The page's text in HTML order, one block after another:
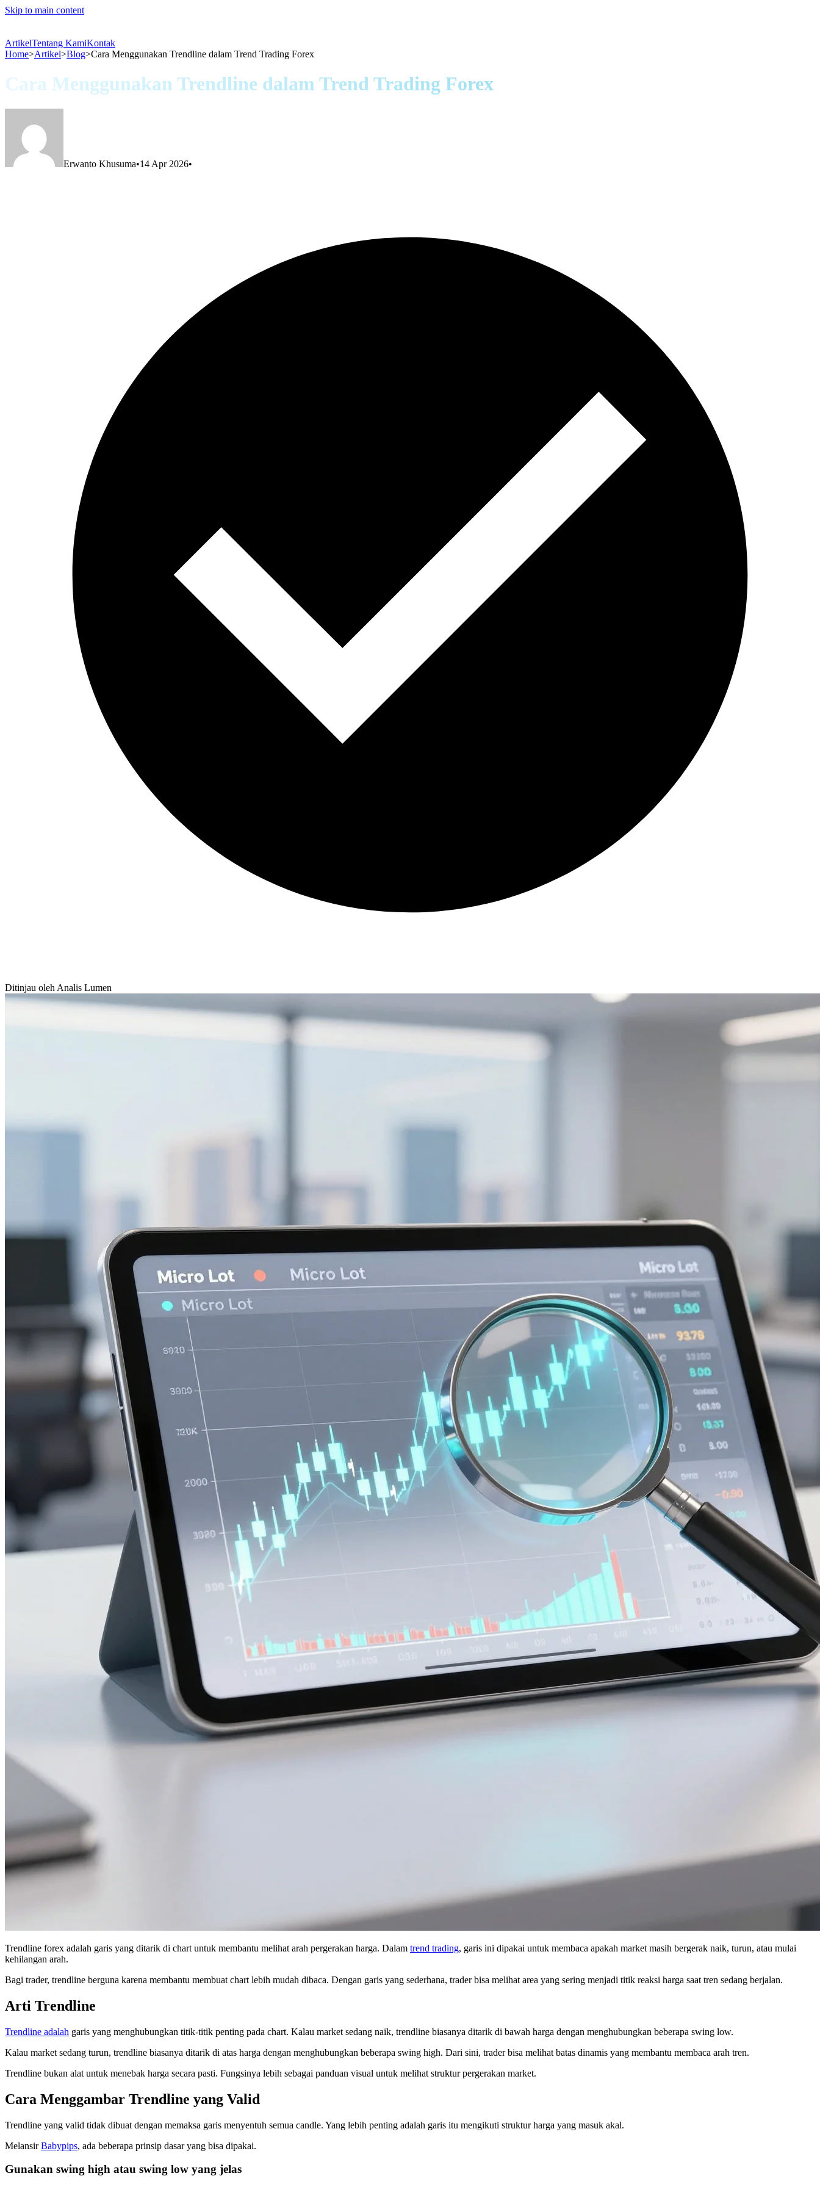
Skip to main content
ArtikelTentang KamiKontak
Home>Artikel>Blog>Cara Menggunakan Trendline dalam Trend Trading Forex
Cara Menggunakan Trendline dalam Trend Trading Forex
Erwanto Khusuma•14 Apr 2026•
Ditinjau oleh Analis Lumen
Trendline forex adalah garis yang ditarik di chart untuk membantu melihat arah pergerakan harga. Dalam trend trading, garis ini dipakai untuk membaca apakah market masih bergerak naik, turun, atau mulai
kehilangan arah.
Bagi trader, trendline berguna karena membantu membuat chart lebih mudah dibaca. Dengan garis yang sederhana, trader bisa melihat area yang sering menjadi titik reaksi harga saat tren sedang berjalan.
Arti Trendline
Trendline adalah garis yang menghubungkan titik-titik penting pada chart. Kalau market sedang naik, trendline biasanya ditarik di bawah harga dengan menghubungkan beberapa swing low.
Kalau market sedang turun, trendline biasanya ditarik di atas harga dengan menghubungkan beberapa swing high. Dari sini, trader bisa melihat batas dinamis yang membantu membaca arah tren.
Trendline bukan alat untuk menebak harga secara pasti. Fungsinya lebih sebagai panduan visual untuk melihat struktur pergerakan market.
Cara Menggambar Trendline yang Valid
Trendline yang valid tidak dibuat dengan memaksa garis menyentuh semua candle. Yang lebih penting adalah garis itu mengikuti struktur harga yang masuk akal.
MelansirBabypips, ada beberapa prinsip dasar yang bisa dipakai.
Gunakan swing high atau swing low yang jelas